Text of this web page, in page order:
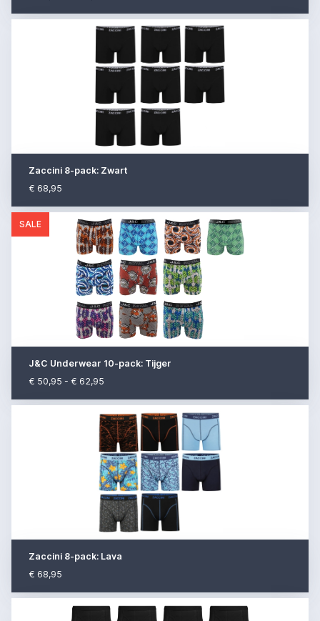
Zaccini 8-pack: Zwart
€ 68,95
SALE
J&C Underwear 10-pack: Tijger
€ 50,95 - € 62,95
Zaccini 8-pack: Lava
€ 68,95